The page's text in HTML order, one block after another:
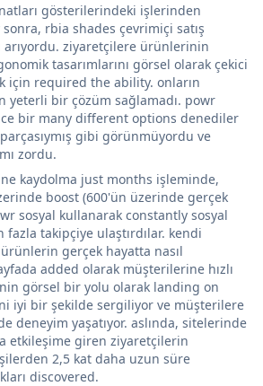
gösterilerindeki işlerinden
rbia shades çevrimiçi satış
arıyordu. ziyaretçilere ürünlerinin
tasarımlarını görsel olarak çekici
için required the ability. onların
yeterli bir çözüm sağlamadı. powr
bir many different options denediler
gibi görünmüyordu ve
zordu.
kaydolma just months işleminde,
boost (600'ün üzerinde gerçek
sosyal kullanarak constantly sosyal
fazla takipçiye ulaştırdılar. kendi
gerçek hayatta nasıl
added olarak müşterilerine hızlı
görsel bir yolu olarak landing on
iyi bir şekilde sergiliyor ve müşterilere
deneyim yaşatıyor. aslında, sitelerinde
etkileşime giren ziyaretçilerin
2,5 kat daha uzun süre
discovered.